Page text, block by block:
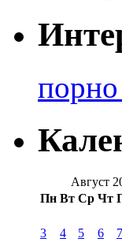
порно
Август
Пн Вт Ср Чт
3
4 5 6 7